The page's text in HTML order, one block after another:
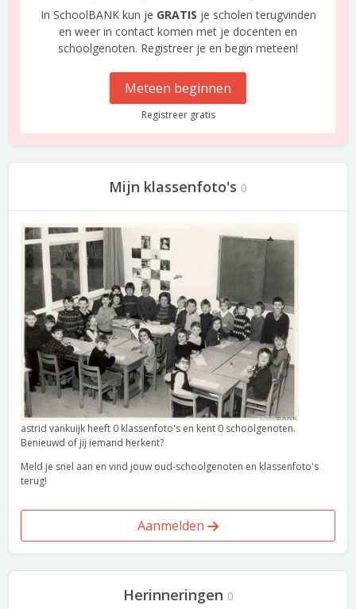
In SchoolBANK kun je GRATIS je scholen terugvinden
en weer in contact komen met je docenten en
schoolgenoten. Registreer je en begin meteen!
Meteen beginnen
Registreer gratis
Mijn klassenfoto's 0
astrid vankuijk heeft 0 klassenfoto's en kent 0 schoolgenoten.
Benieuwd of jij iemand herkent?
Meld je snel aan en vind jouw oud-schoolgenoten en klassenfoto's
terug!
Aanmelden
Herinneringen 0